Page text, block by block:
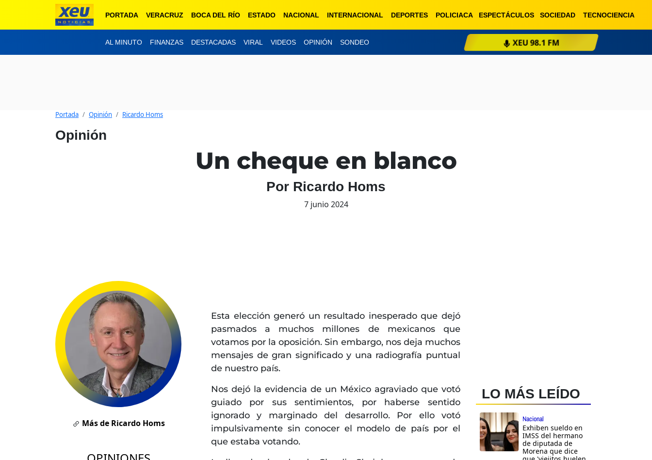
PORTADA VERACRUZ BOCA DEL RÍO ESTADO NACIONAL INTERNACIONAL DEPORTES POLICIACA ESPECTÁCULOS SOCIEDAD TECNOCIENCIA
AL MINUTO FINANZAS DESTACADAS VIRAL VIDEOS OPINIÓN SONDEO XEU 98.1 FM
Portada Opinión Ricardo Homs
Opinión
Un cheque en blanco
Por Ricardo Homs
7 junio 2024
Más de Ricardo Homs
Esta elección generó un resultado inesperado que dejó
pasmados a muchos millones de mexicanos que
votamos por la oposición. Sin embargo, nos deja muchos
mensajes de gran significado y una radiografía puntual
de nuestro país.
Nos dejó la evidencia de un México agraviado que votó
guiado por sus sentimientos, por haberse sentido
ignorado y marginado del desarrollo. Por ello votó
impulsivamente sin conocer el modelo de país por el
que estaba votando.
LO MÁS LEÍDO
Nacional
Exhiben sueldo en
IMSS del hermano
de diputada de
Morena que dice